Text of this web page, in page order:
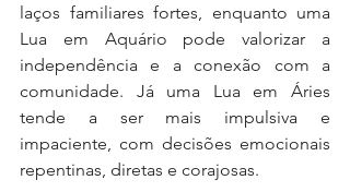
laços familiares fortes, enquanto uma
Lua em Aquário pode valorizar a
independência e a conexão com a
comunidade. Já uma Lua em Áries
tende a ser mais impulsiva e
impaciente, com decisões emocionais
repentinas, diretas e corajosas.